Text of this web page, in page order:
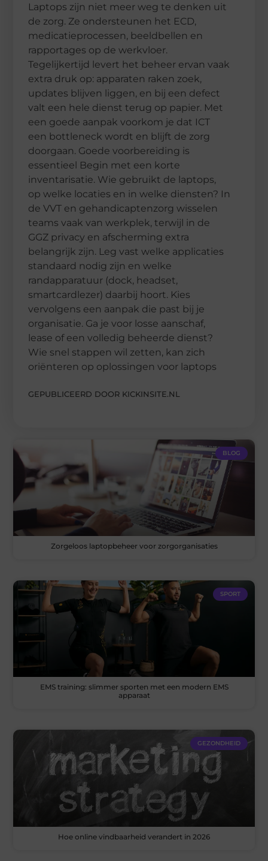
Laptops zijn niet meer weg te denken uit
de zorg. Ze ondersteunen het ECD,
medicatieprocessen, beeldbellen en
rapportages op de werkvloer.
Tegelijkertijd levert het beheer ervan vaak
extra druk op: apparaten raken zoek,
updates blijven liggen, en bij een defect
valt een hele dienst terug op papier. Met
een goede aanpak voorkom je dat ICT
een bottleneck wordt en blijft de zorg
doorgaan. Goede voorbereiding is
essentieel Begin met een korte
inventarisatie. Wie gebruikt de laptops,
op welke locaties en in welke diensten? In
de VVT en gehandicaptenzorg wisselen
teams vaak van werkplek, terwijl in de
GGZ privacy en afscherming extra
belangrijk zijn. Leg vast welke applicaties
standaard nodig zijn en welke
randapparatuur (dock, headset,
smartcardlezer) daarbij hoort. Kies
vervolgens een aanpak die past bij je
organisatie. Ga je voor losse aanschaf,
lease of een volledig beheerde dienst?
Wie snel stappen wil zetten, kan zich
oriënteren op oplossingen voor laptops
GEPUBLICEERD DOOR KICKINSITE.NL
BLOG
Zorgeloos laptopbeheer voor zorgorganisaties
SPORT
EMS training: slimmer sporten met een modern EMS
apparaat
GEZONDHEID
Hoe online vindbaarheid verandert in 2026